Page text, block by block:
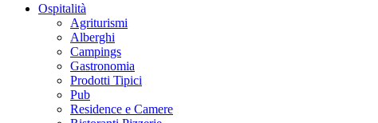
Ospitalità
Agriturismi
Alberghi
Campings
Gastronomia
Prodotti Tipici
Pub
Residence e Camere